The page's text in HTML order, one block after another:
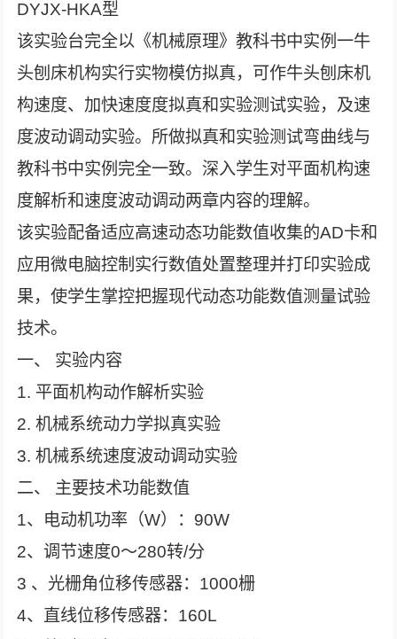
DYJX-HKA型
该实验台完全以《机械原理》教科书中实例一牛
头刨床机构实行实物模仿拟真，可作牛头刨床机
构速度、加快速度度拟真和实验测试实验，及速
度波动调动实验。所做拟真和实验测试弯曲线与
教科书中实例完全一致。深入学生对平面机构速
度解析和速度波动调动两章内容的理解。
该实验配备适应高速动态功能数值收集的AD卡和
应用微电脑控制实行数值处置整理并打印实验成
果，使学生掌控把握现代动态功能数值测量试验
技术。
一、 实验内容
1. 平面机构动作解析实验
2. 机械系统动力学拟真实验
3. 机械系统速度波动调动实验
二、 主要技术功能数值
1、电动机功率（W）：90W
2、调节速度0～280转/分
3 、光栅角位移传感器：1000栅
4、直线位移传感器：160L